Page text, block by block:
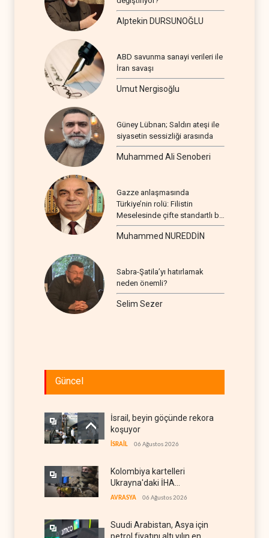
Alptekin DURSUNOĞLU
ABD savunma sanayi verileri ile
İran savaşı
Umut Nergisoğlu
Güney Lübnan; Saldırı ateşi ile
siyasetin sessizliği arasında
Muhammed Ali Senoberi
Gazze anlaşmasında
Türkiye’nin rolü: Filistin
Meselesinde çifte standartlı bir
seyir
Muhammed NUREDDİN
Sabra-Şatila’yı hatırlamak
neden önemli?
Selim Sezer
Güncel
İsrail, beyin göçünde rekora
koşuyor
İSRAİL 06 Ağustos 2026
Kolombiya kartelleri
Ukrayna'daki İHA
teknolojisinin peşine düştü
AVRASYA 06 Ağustos 2026
Suudi Arabistan, Asya için
petrol fiyatını altı yılın en